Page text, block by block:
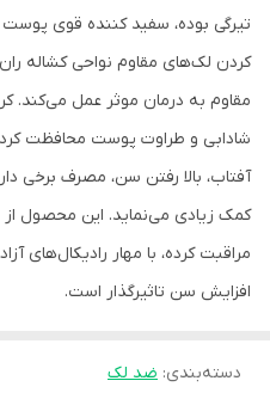
تیرگی بوده، سفید کننده قوی
کردن لک‌های مقاوم نواحی کشاله
مقاوم به درمان موثر عمل می‌کند.
شادابی و طراوت پوست محافظت
آفتاب، بالا رفتن سن، مصرف برخی
مراقبت کرده، با مهار رادیکال‌های
افزایش سن تاثیرگذار است.
دسته‌بندی: ضد لک